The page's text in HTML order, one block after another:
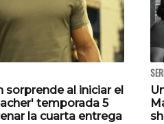
sorprende al iniciar el
temporada 5
la cuarta entrega